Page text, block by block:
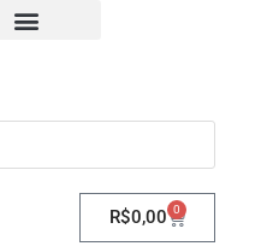
R$0,00 0